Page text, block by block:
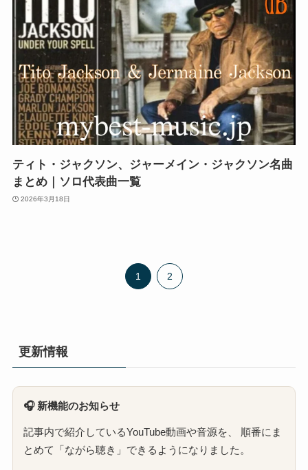
ティト・ジャクソン、ジャーメイン・ジャクソン名曲
まとめ｜ソロ代表曲一覧
2026年3月18日
1 2
更新情報
🎧 新機能のお知らせ
記事内で紹介しているYouTube動画や音源を、 順番にま
とめて「ながら聴き」できるようになりました。